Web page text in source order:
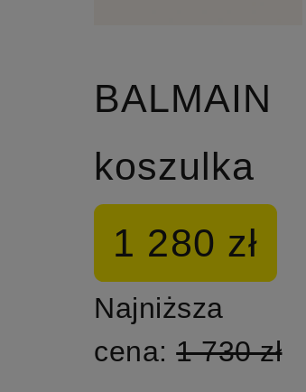
BALMAIN
koszulka
1 280 zł
Najniższa
cena:1 730 zł